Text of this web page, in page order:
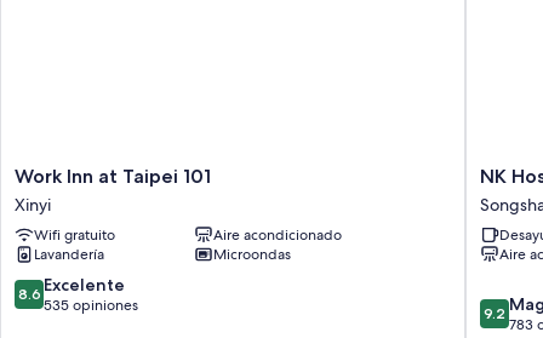
Work
Inn
at
Taipei
101
Xinyi
Work Inn at Taipei 101
Xinyi
Wifi gratuito
Aire acondicionado
Lavandería
Microondas
8.6
de
8.6 Excelente
535 opiniones
NK
Hostel
NK
Aire
9.2
de
9.2
783